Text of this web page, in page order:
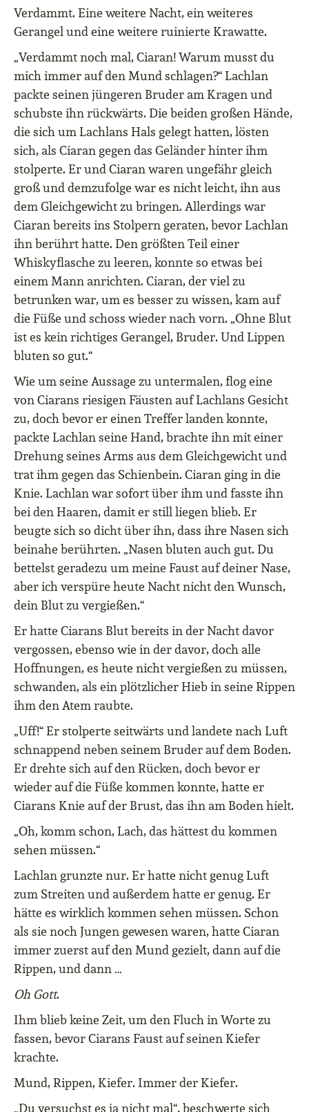
Verdammt. Eine weitere Nacht, ein weiteres
Gerangel und eine weitere ruinierte Krawatte.
„Verdammt noch mal, Ciaran! Warum musst du
mich immer auf den Mund schlagen?“ Lachlan
packte seinen jüngeren Bruder am Kragen und
schubste ihn rückwärts. Die beiden großen Hände,
die sich um Lachlans Hals gelegt hatten, lösten
sich, als Ciaran gegen das Geländer hinter ihm
stolperte. Er und Ciaran waren ungefähr gleich
groß und demzufolge war es nicht leicht, ihn aus
dem Gleichgewicht zu bringen. Allerdings war
Ciaran bereits ins Stolpern geraten, bevor Lachlan
ihn berührt hatte. Den größten Teil einer
Whiskyflasche zu leeren, konnte so etwas bei
einem Mann anrichten. Ciaran, der viel zu
betrunken war, um es besser zu wissen, kam auf
die Füße und schoss wieder nach vorn. „Ohne Blut
ist es kein richtiges Gerangel, Bruder. Und Lippen
bluten so gut.“
Wie um seine Aussage zu untermalen, flog eine
von Ciarans riesigen Fäusten auf Lachlans Gesicht
zu, doch bevor er einen Treffer landen konnte,
packte Lachlan seine Hand, brachte ihn mit einer
Drehung seines Arms aus dem Gleichgewicht und
trat ihm gegen das Schienbein. Ciaran ging in die
Knie. Lachlan war sofort über ihm und fasste ihn
bei den Haaren, damit er still liegen blieb. Er
beugte sich so dicht über ihn, dass ihre Nasen sich
beinahe berührten. „Nasen bluten auch gut. Du
bettelst geradezu um meine Faust auf deiner Nase,
aber ich verspüre heute Nacht nicht den Wunsch,
dein Blut zu vergießen.“
Er hatte Ciarans Blut bereits in der Nacht davor
vergossen, ebenso wie in der davor, doch alle
Hoffnungen, es heute nicht vergießen zu müssen,
schwanden, als ein plötzlicher Hieb in seine Rippen
ihm den Atem raubte.
„Uff!“ Er stolperte seitwärts und landete nach Luft
schnappend neben seinem Bruder auf dem Boden.
Er drehte sich auf den Rücken, doch bevor er
wieder auf die Füße kommen konnte, hatte er
Ciarans Knie auf der Brust, das ihn am Boden hielt.
„Oh, komm schon, Lach, das hättest du kommen
sehen müssen.“
Lachlan grunzte nur. Er hatte nicht genug Luft
zum Streiten und außerdem hatte er genug. Er
hätte es wirklich kommen sehen müssen. Schon
als sie noch Jungen gewesen waren, hatte Ciaran
immer zuerst auf den Mund gezielt, dann auf die
Rippen, und dann …
Oh Gott.
Ihm blieb keine Zeit, um den Fluch in Worte zu
fassen, bevor Ciarans Faust auf seinen Kiefer
krachte.
Mund, Rippen, Kiefer. Immer der Kiefer.
„Du versuchst es ja nicht mal“, beschwerte sich